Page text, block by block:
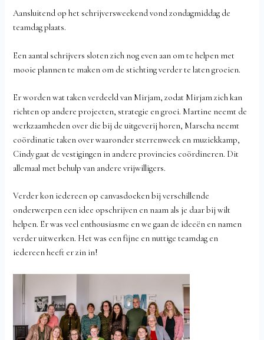
Aansluitend op het schrijversweekend vond zondagmiddag de
teamdag plaats.
Een aantal schrijvers sloten zich nog even aan om te helpen met
mooie plannen te maken om de stichting verder te laten groeien.
Er worden wat taken verdeeld van Mirjam, zodat Mirjam zich kan
richten op andere projecten, strategie en groei. Martine neemt de
werkzaamheden over die bij de uitgeverij horen, Marscha neemt
coördinatie taken over waaronder sterrenweek en muziekkamp,
Cindy gaat de vestigingen in andere provincies coördineren. Dit
allemaal met behulp van andere vrijwilligers.
Verder kon iedereen op canvasdoeken bij verschillende
onderwerpen een idee opschrijven en naam als je daar bij wilt
helpen. Er was veel enthousiasme en we gaan de ideeën en namen
verder uitwerken. Het was een fijne en nuttige teamdag en
iedereen heeft er zin in!